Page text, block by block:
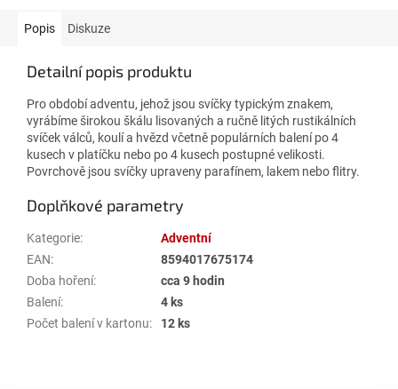
Popis Diskuze
Detailní popis produktu
Pro období adventu, jehož jsou svíčky typickým znakem,
vyrábíme širokou škálu lisovaných a ručně litých rustikálních
svíček válců, koulí a hvězd včetně populárních balení po 4
kusech v platíčku nebo po 4 kusech postupné velikosti.
Povrchově jsou svíčky upraveny parafínem, lakem nebo flitry.
Doplňkové parametry
Kategorie:
Adventní
EAN:
8594017675174
Doba hoření:
cca 9 hodin
Balení:
4 ks
Počet balení v kartonu: 12 ks